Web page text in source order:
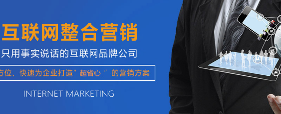
防伪防窜货系统
外贸多语言网站建设方案
网站推广优化方案
在线进销存管理
百度排名专家
微信分销
三级分销直销系统
网站SEO优化
移动APP开发
网站托管代运营
关于我们
企业文化
招贤纳士
联系我们
公司公告